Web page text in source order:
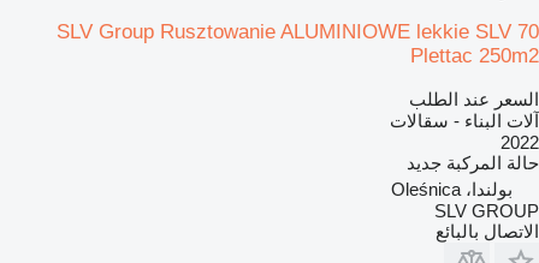
SLV Group Rusztowanie ALUMINIOWE lekkie SLV 70
Plettac 250m2
السعر عند الطلب
آلات البناء - سقالات
2022
حالة المركبة جديد
بولندا، Oleśnica
SLV GROUP
الاتصال بالبائع